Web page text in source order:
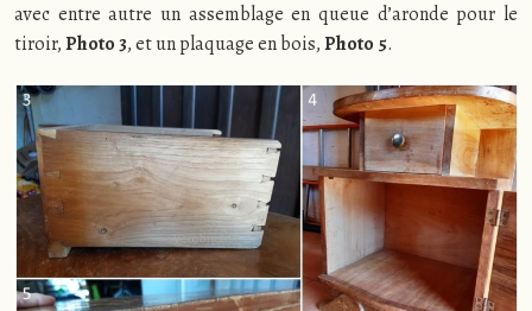
avec entre autre un assemblage en queue d’aronde pour le
tiroir,Photo 3, et un plaquage en bois,Photo 5.